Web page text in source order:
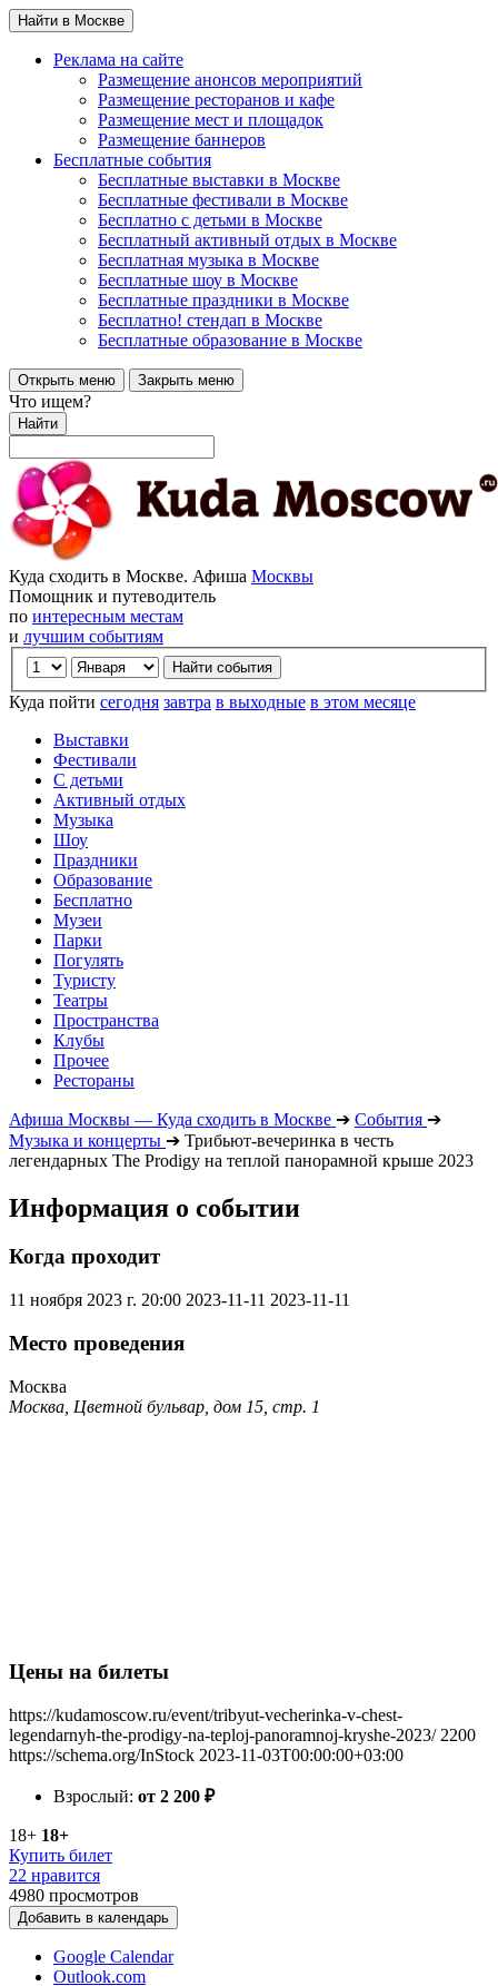
Найти в Москве
Реклама на сайте
Размещение анонсов мероприятий
Размещение ресторанов и кафе
Размещение мест и площадок
Размещение баннеров
Бесплатные события
Бесплатные выставки в Москве
Бесплатные фестивали в Москве
Бесплатно с детьми в Москве
Бесплатный активный отдых в Москве
Бесплатная музыка в Москве
Бесплатные шоу в Москве
Бесплатные праздники в Москве
Бесплатно! стендап в Москве
Бесплатные образование в Москве
Открыть меню Закрыть меню
Что ищем?
Найти
Куда сходить в Москве. Афиша Москвы
Помощник и путеводитель
по интересным местам
и лучшим событиям
Куда пойти сегодня завтра в выходные в этом месяце
Выставки
Фестивали
С детьми
Активный отдых
Музыка
Шоу
Праздники
Образование
Бесплатно
Музеи
Парки
Погулять
Туристу
Театры
Пространства
Клубы
Прочее
Рестораны
Афиша Москвы — Куда сходить в Москве ➔ События ➔
Музыка и концерты ➔ Трибьют-вечеринка в честь
легендарных The Prodigy на теплой панорамной крыше 2023
Информация о событии
Когда проходит
11 ноября 2023 г. 20:00 2023-11-11 2023-11-11
Место проведения
Москва
Москва, Цветной бульвар, дом 15, стр. 1
Цены на билеты
https://kudamoscow.ru/event/tribyut-vecherinka-v-chest-
legendarnyh-the-prodigy-na-teploj-panoramnoj-kryshe-2023/ 2200
https://schema.org/InStock 2023-11-03T00:00:00+03:00
Взрослый: от 2 200 ₽
18+ 18+
Купить билет
22 нравится
4980 просмотров
Добавить в календарь
Google Calendar
Outlook.com